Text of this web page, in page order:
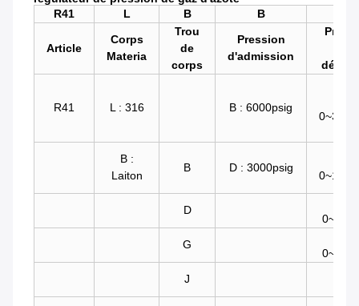
R41
L B B
Article
Corps
Materia
Trou
de
corps
Pression
d'admission
R41 L : 316 B : 6000psig
B :
Laiton
B D : 3000psig
D
G
J